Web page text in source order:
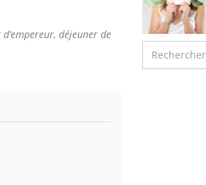
déjeuner de